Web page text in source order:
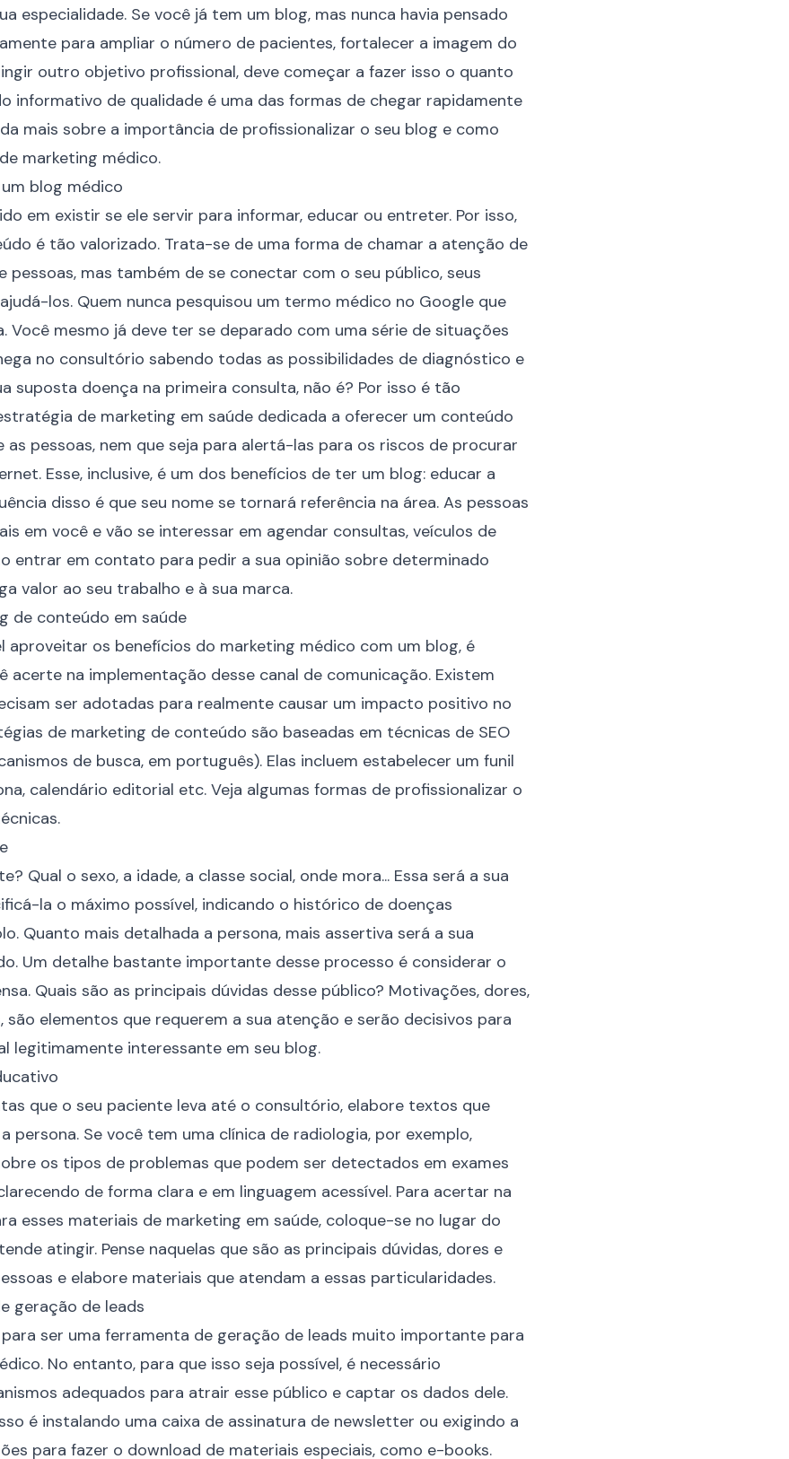
especialidade. Se você já tem um blog, mas nunca havia pensado
para ampliar o número de pacientes, fortalecer a imagem do
outro objetivo profissional, deve começar a fazer isso o quanto
informativo de qualidade é uma das formas de chegar rapidamente
mais sobre a importância de profissionalizar o seu blog e como
marketing médico.
blog médico
em existir se ele servir para informar, educar ou entreter. Por isso,
é tão valorizado. Trata-se de uma forma de chamar a atenção de
pessoas, mas também de se conectar com o seu público, seus
los. Quem nunca pesquisou um termo médico no Google que
Você mesmo já deve ter se deparado com uma série de situações
no consultório sabendo todas as possibilidades de diagnóstico e
suposta doença na primeira consulta, não é? Por isso é tão
de marketing em saúde dedicada a oferecer um conteúdo
as pessoas, nem que seja para alertá-las para os riscos de procurar
Esse, inclusive, é um dos benefícios de ter um blog: educar a
disso é que seu nome se tornará referência na área. As pessoas
em você e vão se interessar em agendar consultas, veículos de
entrar em contato para pedir a sua opinião sobre determinado
valor ao seu trabalho e à sua marca.
de conteúdo em saúde
aproveitar os benefícios do marketing médico com um blog, é
acerte na implementação desse canal de comunicação. Existem
ser adotadas para realmente causar um impacto positivo no
de marketing de conteúdo são baseadas em técnicas de SEO
de busca, em português). Elas incluem estabelecer um funil
calendário editorial etc. Veja algumas formas de profissionalizar o
Qual o sexo, a idade, a classe social, onde mora... Essa será a sua
la o máximo possível, indicando o histórico de doenças
Quanto mais detalhada a persona, mais assertiva será a sua
Um detalhe bastante importante desse processo é considerar o
Quais são as principais dúvidas desse público? Motivações, dores,
são elementos que requerem a sua atenção e serão decisivos para
legitimamente interessante em seu blog.
que o seu paciente leva até o consultório, elabore textos que
persona. Se você tem uma clínica de radiologia, por exemplo,
os tipos de problemas que podem ser detectados em exames
de forma clara e em linguagem acessível. Para acertar na
esses materiais de marketing em saúde, coloque-se no lugar do
atingir. Pense naquelas que são as principais dúvidas, dores e
e elabore materiais que atendam a essas particularidades.
geração de leads
ser uma ferramenta de geração de leads muito importante para
No entanto, para que isso seja possível, é necessário
adequados para atrair esse público e captar os dados dele.
é instalando uma caixa de assinatura de newsletter ou exigindo a
para fazer o download de materiais especiais, como e-books.